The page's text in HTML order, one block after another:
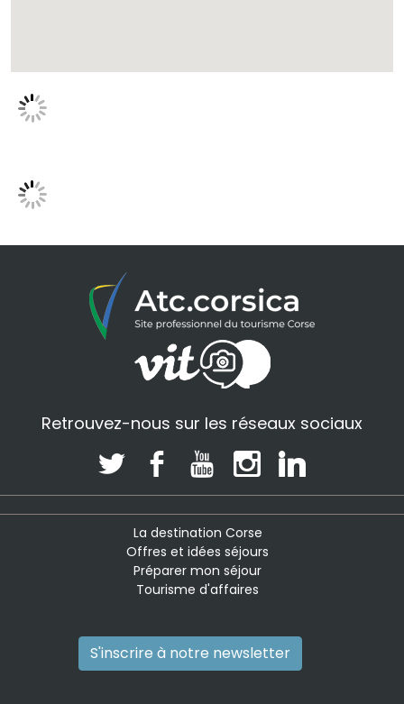
Retrouvez-nous sur les réseaux sociaux
La destination Corse
Offres et idées séjours
Préparer mon séjour
Tourisme d'affaires
S'inscrire à notre newsletter